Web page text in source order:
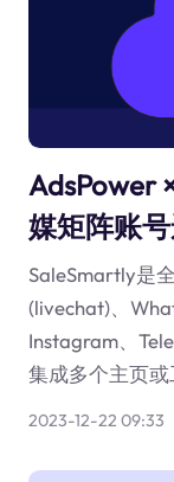
AdsPower
媒矩阵账
SaleSmartly是
(livechat)、
Instagram、
集成多个主页或
2023-12-22 09:33